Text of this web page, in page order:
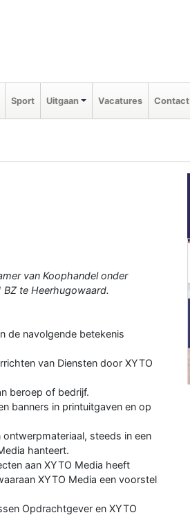
Sport Uitgaan Vacatures Contact
van Koophandel onder
te Heerhugowaard.
de navolgende betekenis
van Diensten door XYTO
beroep of bedrijf.
banners in printuitgaven en op
steeds in een
hanteert.
aan XYTO Media heeft
XYTO Media een voorstel
Opdrachtgever en XYTO